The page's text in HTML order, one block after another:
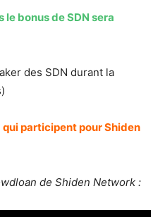
le bonus de SDN sera
des SDN durant la
participent pour Shiden
de Shiden Network :